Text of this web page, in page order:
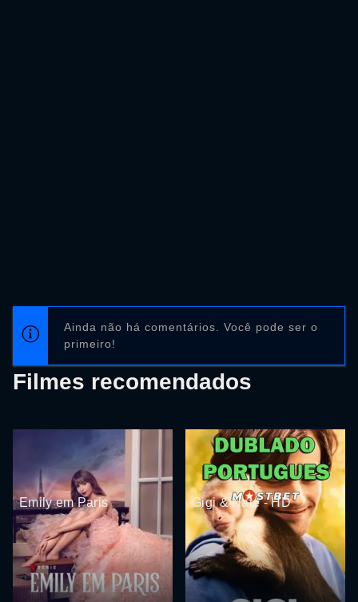
Ainda não há comentários. Você pode ser o
primeiro!
Filmes recomendados
Emily em Paris Gigi & Nate - HD